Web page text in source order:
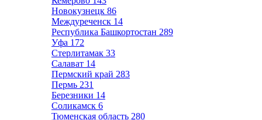
Новокузнецк 86
Междуреченск 14
Республика Башкортостан 289
Уфа 172
Стерлитамак 33
Салават 14
Пермский край 283
Пермь 231
Березники 14
Соликамск 6
Тюменская область 280